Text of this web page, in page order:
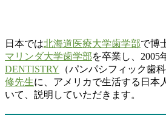
日本では北海道医療大学歯学部で博
マリンダ大学歯学部を卒業し、2005
DENTISTRY （パンパシフィック歯
修先生に、アメリカで生活する日本
いて、説明していただきます。